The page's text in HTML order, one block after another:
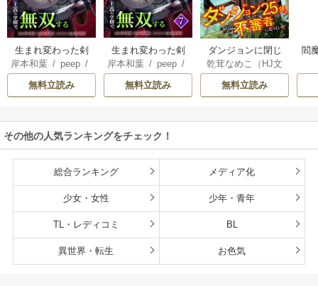
生まれ変わった剣
聖、剣士が冷遇さ
れる魔術至上主義
の学園で無双する
岸本和葉/ peep/
染野静也/
/taskey STUDI
無料立読み
生まれ変わった剣
聖、剣士が冷遇さ
れる魔術至上主義
の学園で無双する
岸本和葉/ peep/
染野静也/
/taskey STUDI
無料立読み
ダンジョンに閉じ
込められて25年。
救出されたときに
は立派な不審者に
版】
乾茸なめこ（HJ文
庫／ホビージャパ
ン刊）/御手洗太
無料立読み
閻
その他の人気ランキングをチェック！
総合ランキング メディア化
少女・女性 少年・青年
TL・レディコミ BL
異世界・転生 お色気